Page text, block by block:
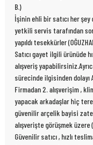
B.)
İşinin ehli bir satıcı her
yetkili servis tarafından
yapıldı tesekkürler
Satıcı gayet ilgili ürünüde
alışveriş
sürecinde ilgisinden dolayı
Firmadan 2. alışverişim ,
yapacak arkadaşlar hiç
güvenilir arçelik bayisi
alışverişte görüşmek üzere
Güvenilir satıcı , hızlı